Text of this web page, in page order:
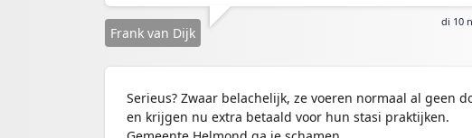
di 10
Frank van Dijk
Serieus? Zwaar belachelijk, ze voeren normaal al geen
en krijgen nu extra betaald voor hun stasi praktijken.